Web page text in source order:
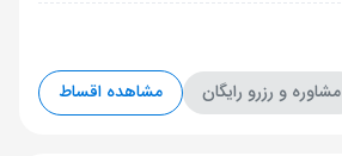
مشاوره و رزرو رایگان مشاهده اقساط